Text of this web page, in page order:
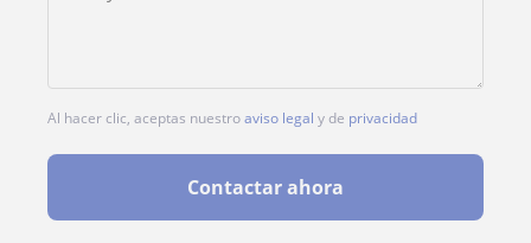
Al hacer clic, aceptas nuestroaviso legal y de privacidad
Contactar ahora